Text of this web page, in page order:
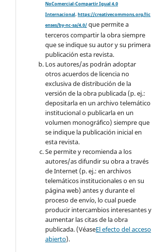
NoComercial-Compartir Igual 4.0
Internacional.https://creativecommons.org/lic
enses/by-nc-sa/4.0/ que permite a
terceros compartir la obra siempre
que se indique su autor y su primera
publicación esta revista.
Los autores/as podrán adoptar
otros acuerdos de licencia no
exclusiva de distribución de la
versión de la obra publicada (p. ej.:
depositarla en un archivo telemático
institucional o publicarla en un
volumen monográfico) siempre que
se indique la publicación inicial en
esta revista.
Se permite y recomienda a los
autores/as difundir su obra a través
de Internet (p. ej.: en archivos
telemáticos institucionales o en su
página web) antes y durante el
proceso de envío, lo cual puede
producir intercambios interesantes y
aumentar las citas de la obra
publicada. (VéaseEl efecto del acceso
abierto).